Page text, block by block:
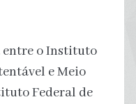
entre o Instituto
e Meio
Federal de